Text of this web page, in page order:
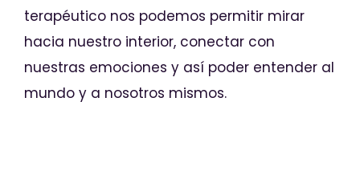
terapéutico nos podemos permitir mirar
hacia nuestro interior, conectar con
nuestras emociones y así poder entender al
mundo y a nosotros mismos.